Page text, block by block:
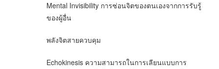
Mental Invisibility การซ่อนจิตของตนเองจากการรับรู้
ของผู้อื่น
พลังจิตสายควบคุม
Echokinesis ความสามารถในการเลียนแบบการ